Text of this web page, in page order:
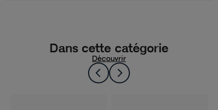
Dans cette catégorie
Découvrir